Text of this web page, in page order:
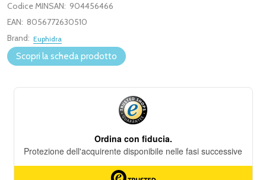
Codice MINSAN: 904456466
EAN: 8056772630510
Brand: Euphidra
Scopri la scheda prodotto